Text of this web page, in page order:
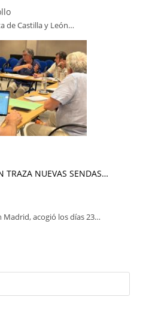
de Castilla y León…
TRAZA NUEVAS SENDAS…
Madrid, acogió los días 23…